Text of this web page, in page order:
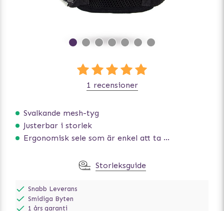
Svalkande mesh-tyg
Justerbar i storlek
Ergonomisk sele som är enkel att ta på och av
1 recensioner
Storleksguide
Snabb Leverans
Smidiga Byten
1 års garanti